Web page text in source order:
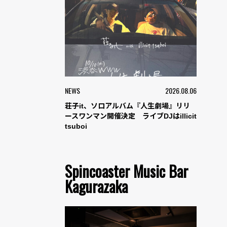
NEWS 2026.08.06
荘子it、ソロアルバム『人生劇場』リリ
ースワンマン開催決定 ライブDJはillicit
tsuboi
Spincoaster Music Bar
Kagurazaka